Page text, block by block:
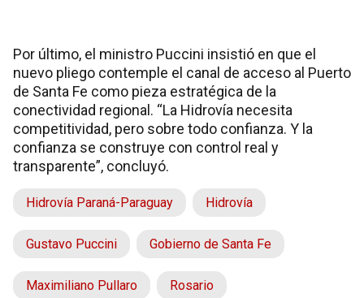
Por último, el ministro Puccini insistió en que el
nuevo pliego contemple el canal de acceso al Puerto
de Santa Fe como pieza estratégica de la
conectividad regional. “La Hidrovía necesita
competitividad, pero sobre todo confianza. Y la
confianza se construye con control real y
transparente”, concluyó.
Hidrovía Paraná-Paraguay Hidrovía
Gustavo Puccini Gobierno de Santa Fe
Maximiliano Pullaro Rosario